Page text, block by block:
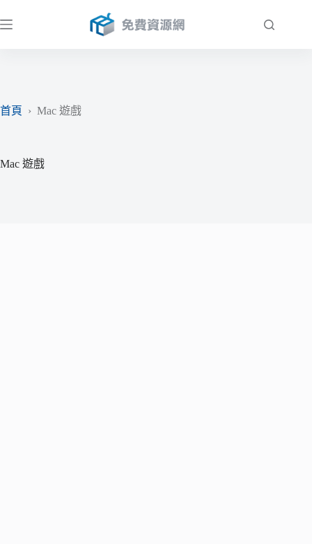
至
首頁
› Mac 遊戲
Mac 遊戲